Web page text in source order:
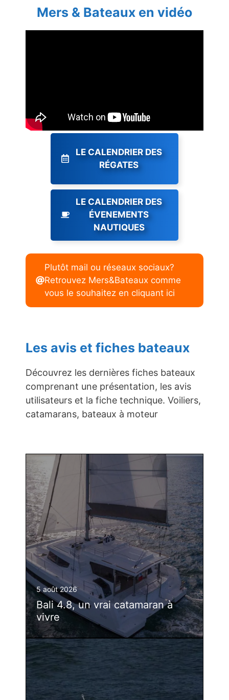
Mers & Bateaux en vidéo
LE CALENDRIER DES
RÉGATES
LE CALENDRIER DES
ÉVENEMENTS
NAUTIQUES
Plutôt mail ou réseaux sociaux?
Retrouvez Mers&Bateaux comme
vous le souhaitez en cliquant ici
Les avis et fiches bateaux
Découvrez les dernières fiches bateaux
comprenant une présentation, les avis
utilisateurs et la fiche technique. Voiliers,
catamarans, bateaux à moteur
5 août 2026
Bali 4.8, un vrai catamaran à
vivre